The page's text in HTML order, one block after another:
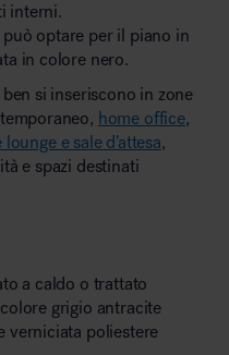
interni.
optare per il piano in
in colore nero.
si inseriscono in zone
home office,
lounge e sale d’attesa,
e spazi destinati
a caldo o trattato
grigio antracite
verniciata poliestere